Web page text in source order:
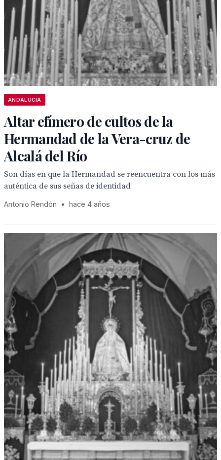
ANDALUCÍA
Altar efímero de cultos de la
Hermandad de la Vera-cruz de
Alcalá del Río
Son días en que la Hermandad se reencuentra con los más
auténtica de sus señas de identidad
Antonio Rendón • hace 4 años